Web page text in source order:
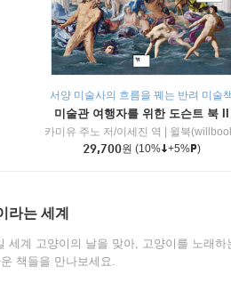
서양 미술사의 흐름을 꿰는 반려 미술
미술관 여행자를 위한 도슨트 북 II
카미유 주노 저/이세진 역
윌북
29,700원 (10% +5% )
라는 세계
세계 고양이의 날을 맞아, 고양이를 노래하
책들을 만나보세요.